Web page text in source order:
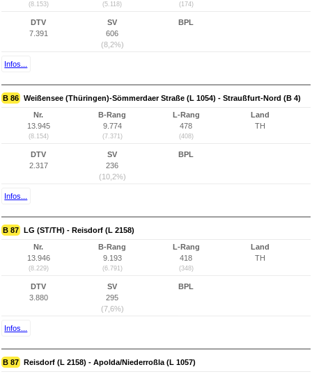
(8.153) (5.118) (174)
DTV
7.391
SV
606
(8,2%)
BPL
Infos...
B 86 Weißensee (Thüringen)-Sömmerdaer Straße (L 1054) - Straußfurt-Nord (B 4)
Nr.
13.945
(8.154)
B-Rang
9.774
(7.371)
L-Rang
478
(408)
Land
TH
DTV
2.317
SV
236
(10,2%)
BPL
Infos...
B 87 LG (ST/TH) - Reisdorf (L 2158)
Nr.
13.946
(8.229)
B-Rang
9.193
(6.791)
L-Rang
418
(348)
Land
TH
DTV
3.880
SV
295
(7,6%)
BPL
Infos...
B 87 Reisdorf (L 2158) - Apolda/Niederroßla (L 1057)